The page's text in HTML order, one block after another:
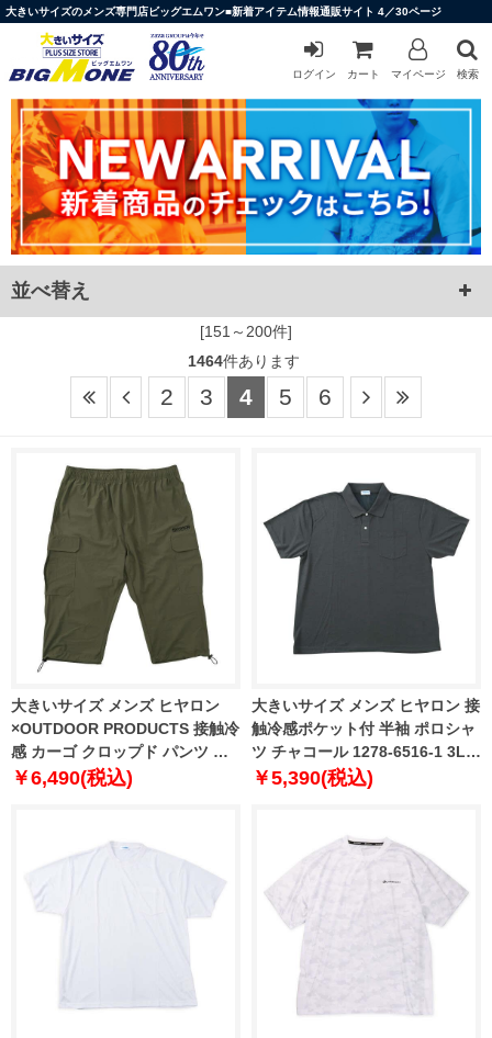
大きいサイズのメンズ専門店ビッグエムワン■新着アイテム情報通販サイト 4／30ページ
ログイン カート マイページ 検索
並べ替え
[151～200件]
1464件あります
2 3 4 5 6
大きいサイズ メンズ ヒヤロン
×OUTDOOR PRODUCTS 接触冷
感 カーゴ クロップド パンツ カ
ーキ 1274-6270-3 3L 4L 5L 6L
￥6,490(税込)
大きいサイズ メンズ ヒヤロン 接
触冷感ポケット付 半袖 ポロシャ
ツ チャコール 1278-6516-1 3L
4L 5L 6L 7L 8L
￥5,390(税込)